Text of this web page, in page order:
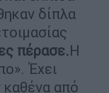
δίπλα
πέρασε.Η
Έχει
από